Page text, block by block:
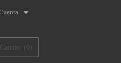
Carrito: ( 0 )